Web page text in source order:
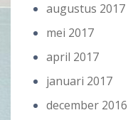
augustus 2017
mei 2017
april 2017
januari 2017
december 2016